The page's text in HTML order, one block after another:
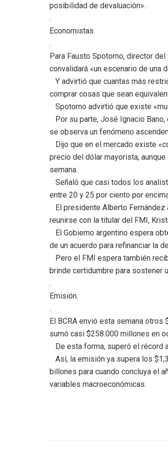
posibilidad de devaluación».
.
Economistas.
.
Para Fausto Spotorno, director
convalidará «un escenario de una
Y advirtió que cuantas más
comprar cosas que sean
Spotorno advirtió que existe
Por su parte, José Ignacio
se observa un fenómeno
Dijo que en el mercado existe
precio del dólar mayorista,
semana.
Señaló que casi todos los
entre 20 y 25 por ciento por
El presidente Alberto Fernández
reunirse con la titular del FMI,
El Gobierno argentino espera
de un acuerdo para refinanciar la
Pero el FMI espera también
brinde certidumbre para sostener
.
Emisión.
.
El BCRA envió esta semana
sumó casi $258.000 millones en
De esta forma, superó el récord
Así, la emisión ya supera los
billones para cuando concluya el
variables macroeconómicas.